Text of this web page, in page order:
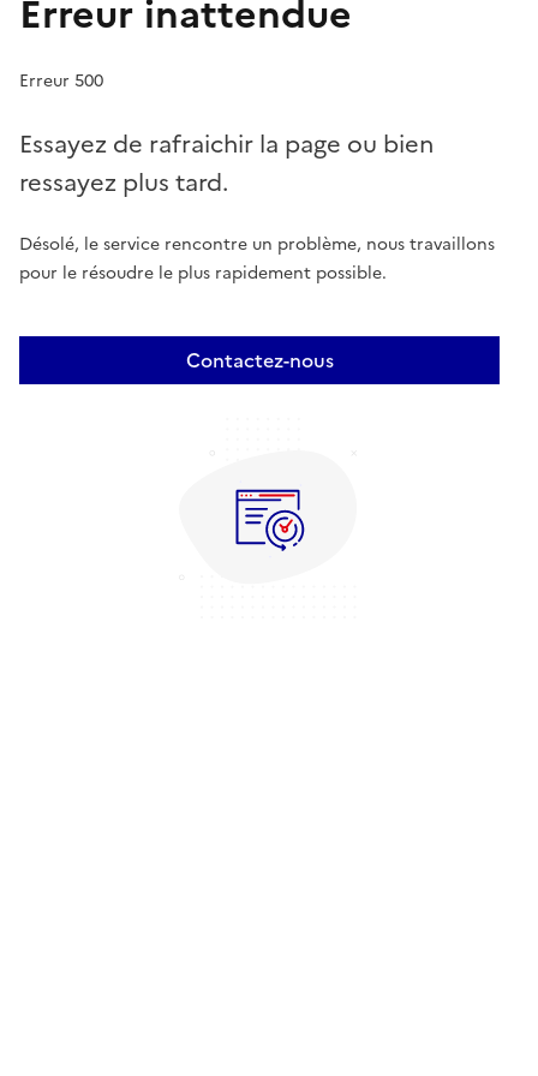
Erreur inattendue
Erreur 500
Essayez de rafraichir la page ou bien
ressayez plus tard.
Désolé, le service rencontre un problème, nous travaillons
pour le résoudre le plus rapidement possible.
Contactez-nous